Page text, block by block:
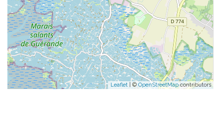
Leaflet | © OpenStreetMapcontributors